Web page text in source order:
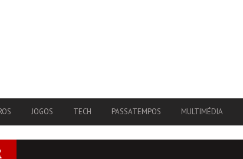
JOGOS TECH PASSATEMPOS MULTIMÉDIA